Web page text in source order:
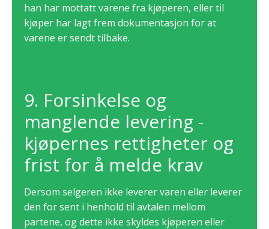
han har mottatt varene fra kjøperen, eller til
kjøper har lagt frem dokumentasjon for at
varene er sendt tilbake.
9. Forsinkelse og
manglende levering -
kjøpernes rettigheter og
frist for å melde krav
Dersom selgeren ikke leverer varen eller leverer
den for sent i henhold til avtalen mellom
partene, og dette ikke skyldes kjøperen eller